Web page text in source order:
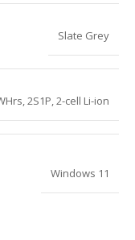
Slate Grey
2S1P, 2-cell Li-ion
Windows 11